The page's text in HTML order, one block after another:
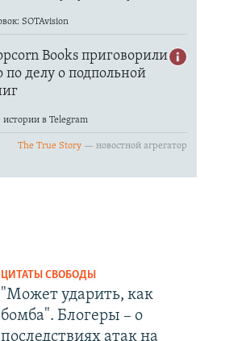
ЦИТАТЫ СВОБОДЫ
"Может ударить, как
бомба". Блогеры – о
последствиях атак на